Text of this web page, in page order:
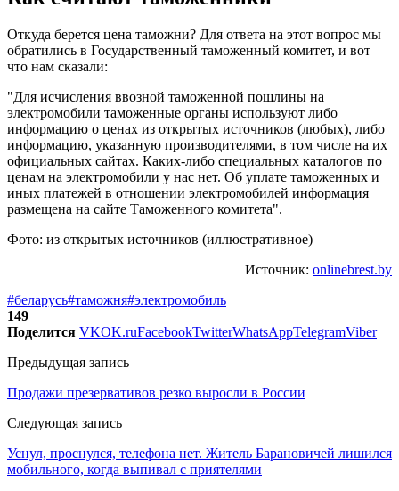
Откуда берется цена таможни? Для ответа на этот вопрос мы
обратились в Государственный таможенный комитет, и вот
что нам сказали:
"Для исчисления ввозной таможенной пошлины на
электромобили таможенные органы используют либо
информацию о ценах из открытых источников (любых), либо
информацию, указанную производителями, в том числе на их
официальных сайтах. Каких-либо специальных каталогов по
ценам на электромобили у нас нет. Об уплате таможенных и
иных платежей в отношении электромобилей информация
размещена на сайте Таможенного комитета".
Фото: из открытых источников (иллюстративное)
Источник: onlinebrest.by
#беларусь#таможня#электромобиль
149
Поделится VKOK.ruFacebookTwitterWhatsAppTelegramViber
Предыдущая запись
Продажи презервативов резко выросли в России
Следующая запись
Уснул, проснулся, телефона нет. Житель Барановичей лишился
мобильного, когда выпивал с приятелями